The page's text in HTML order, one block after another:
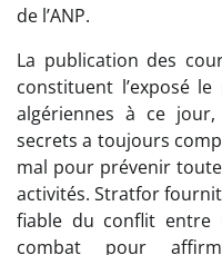
de l’ANP.
La publication des
constituent l’exposé
algériennes à ce
secrets a toujours
mal pour prévenir
activités. Stratfor
fiable du conflit entre
combat pour